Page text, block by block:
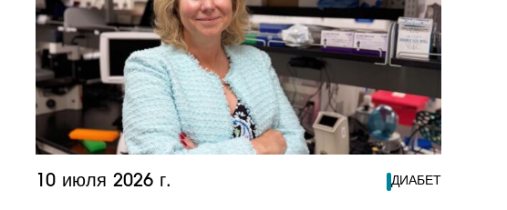
10 июля 2026 г. ДИАБЕТ